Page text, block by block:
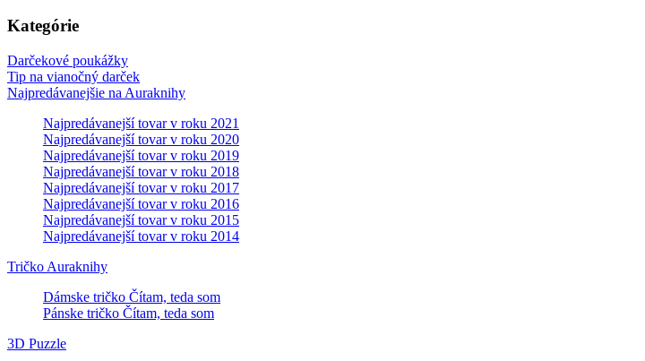
Kategórie
Darčekové poukážky
Tip na vianočný darček
Najpredávanejšie na Auraknihy
Najpredávanejší tovar v roku 2021
Najpredávanejší tovar v roku 2020
Najpredávanejší tovar v roku 2019
Najpredávanejší tovar v roku 2018
Najpredávanejší tovar v roku 2017
Najpredávanejší tovar v roku 2016
Najpredávanejší tovar v roku 2015
Najpredávanejší tovar v roku 2014
Tričko Auraknihy
Dámske tričko Čítam, teda som
Pánske tričko Čítam, teda som
3D Puzzle